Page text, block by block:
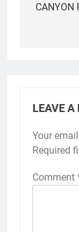
CANYON
LEAVE A
Your
Required
Comment
Alternative: